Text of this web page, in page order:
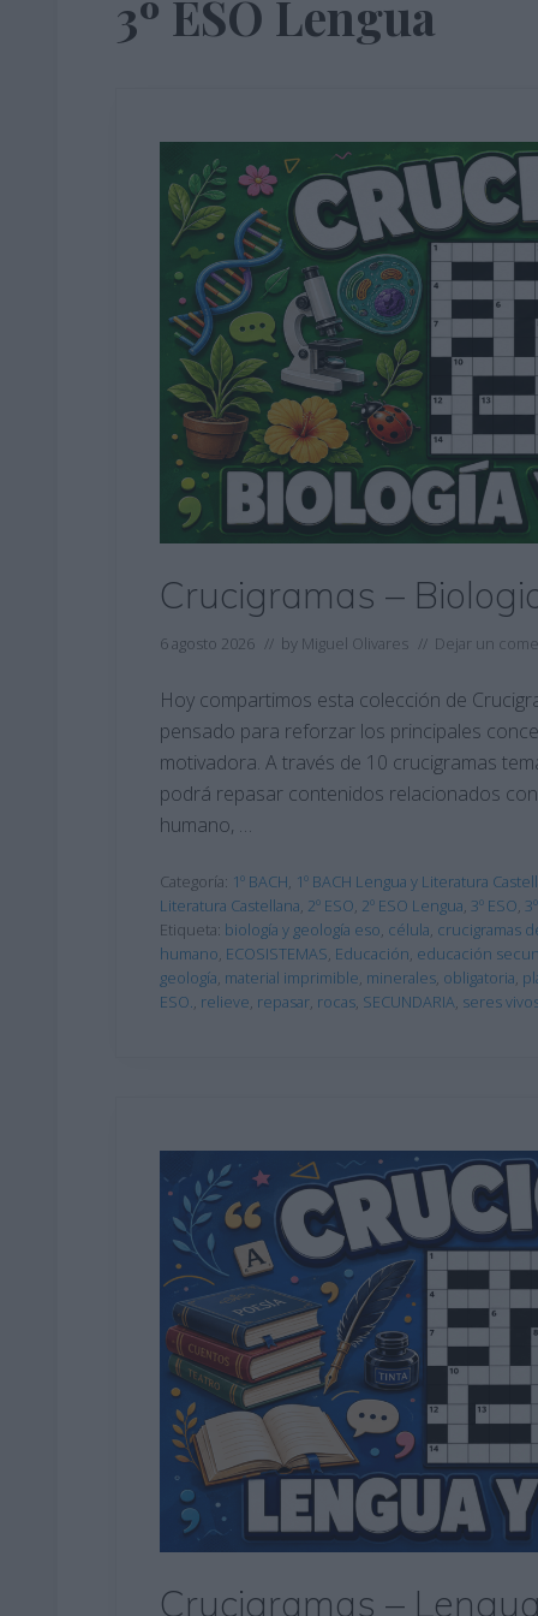
3º ESO Lengua
Crucigramas –
6 agosto 2026 // by Miguel Olivares // Dejar un
Hoy compartimos esta colección de
pensado para reforzar los principales
motivadora. A través de 10 crucigramas
podrá repasar contenidos relacionados
humano, …
Categoría: 1º BACH, 1º BACH Lengua y Literatura
Literatura Castellana, 2º ESO, 2º ESO Lengua, 3º ESO,
Etiqueta: biología y geología eso, célula, crucigramas
humano, ECOSISTEMAS, Educación, educación
geología, material imprimible, minerales, obligatoria,
ESO., relieve, repasar, rocas, SECUNDARIA, seres
Crucigramas –